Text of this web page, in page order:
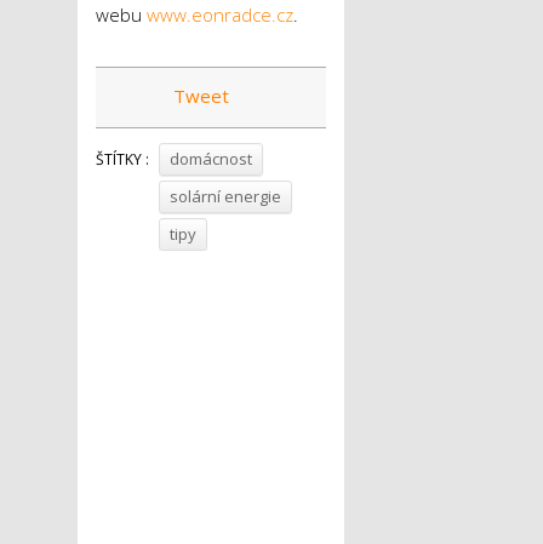
webu www.eonradce.cz
Tweet
ŠTÍTKY :
domácnost
solární energie
tipy